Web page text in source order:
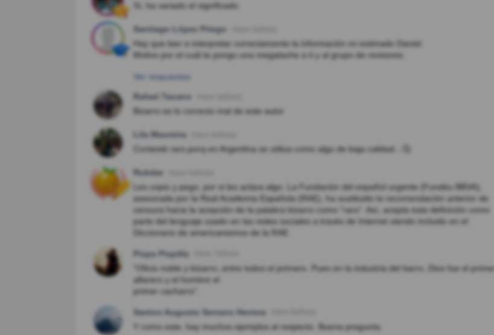
Sí, ha variado el significado.
Santiago López Priego
Hay que leer e interpretar correctamente la información mi estimado Daniel.
Motivo por el cuál te pongo una megatache a ti y al grupo de revisores.
Ver respuestas
Rafael Tacano
Bizarro es lo correcto mal de este autor
Lila Maureira
Contesté raro,porq en Argentina se utiliza como algo de baja calidad...🤔
Rubdar
Les copio y pego, por si les aclara algo: La Fundación del español urgente (Fundéu BBVA),
asesorada por la Real Academia Española (RAE), ha sustituido la recomendación anterior de
censura hacia la acepción de la palabra bizarro como "raro". Así, acepta esta definición como
parte del lenguaje usado en las redes sociales a través de Internet siendo incluido en el
Diccionario de americanismos de la RAE.
Pispa Pispilla
"Oficio noble y bizarro, entre todos el primero. Pues en la industria del barro, Dios fue el primer
alfarero y el hombre el
primer cacharro".
Santos Augusto Serrano Herrera
Y como este, hay muchos ejemplos al respecto. Buena pregunta.